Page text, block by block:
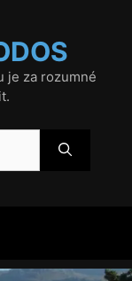
je za rozumné